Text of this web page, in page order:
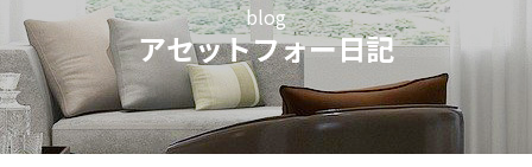
blog
アセットフォー日記